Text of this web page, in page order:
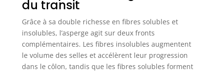
du transit
Grâce à sa double richesse en fibres solubles et
insolubles, l’asperge agit sur deux fronts
complémentaires. Les fibres insolubles augmentent
le volume des selles et accélèrent leur progression
dans le côlon, tandis que les fibres solubles forment